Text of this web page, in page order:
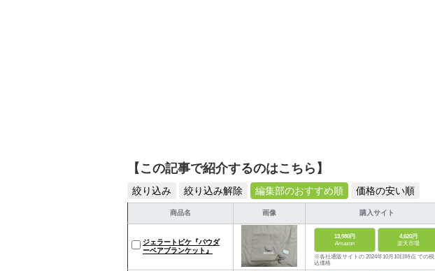
【この記事で紹介するのはこちら】
絞り込み 絞り込み解除 編集部のおすすめ順 価格の安い順
商品名 画像 購入サイト
ジェラートピケ『パウダ
ーベアブランケット』
13,980円
Amazon
4,620円
楽天市場
※各社通販サイトの 2024年10月10日時点 での税
込価格